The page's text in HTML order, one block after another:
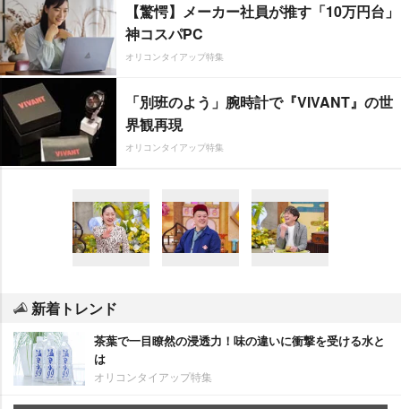
【驚愕】メーカー社員が推す「10万円台」
神コスパPC
オリコンタイアップ特集
「別班のよう」腕時計で『VIVANT』の世
界観再現
オリコンタイアップ特集
新着トレンド
茶葉で一目瞭然の浸透力！味の違いに衝撃を受ける水と
は
オリコンタイアップ特集